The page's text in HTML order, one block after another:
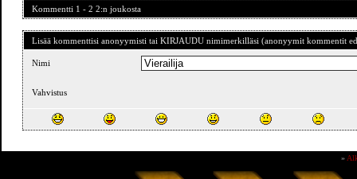
Kommentti 1 - 2 2:n joukosta
Lisää kommenttisi anonyymisti tai KIRJAUDU nimimerkilläsi (anonyymit kommentit
Nimi
Vahvistus
»